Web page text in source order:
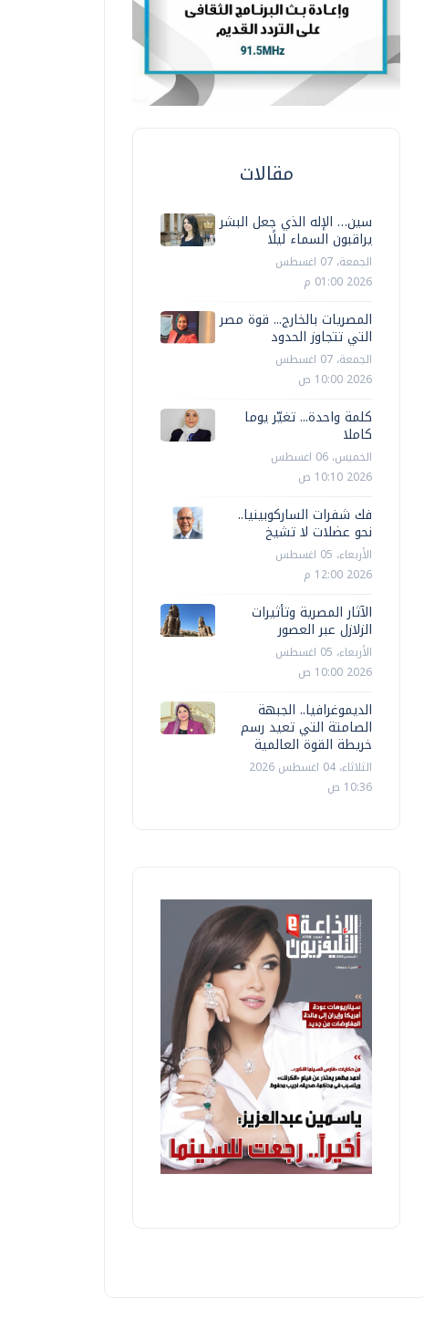
هامش الاجتماع الوزاري حول القدس
مقالات
سين… الإله الذي جعل البشر
يراقبون السماء ليلًا
الجمعة، 07 اغسطس
2026 01:00 م
المصريات بالخارج... قوة مصر
التي تتجاوز الحدود
الجمعة، 07 اغسطس
2026 10:00 ص
كلمة واحدة... تغيّر يوما
كاملا
الخميس، 06 اغسطس
2026 10:10 ص
فك شفرات الساركوبينيا..
نحو عضلات لا تشيخ
الأربعاء، 05 اغسطس
2026 12:00 م
الآثار المصرية وتأثيرات
الزلازل عبر العصور
الأربعاء، 05 اغسطس
2026 10:00 ص
الديموغرافيا.. الجبهة
الصامتة التي تعيد رسم
خريطة القوة العالمية
الثلاثاء، 04 اغسطس 2026
10:36 ص